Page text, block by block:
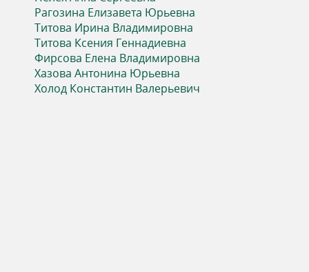
Рагозина Елизавета Юрьевна
Титова Ирина Владимировна
Титова Ксения Геннадиевна
Фирсова Елена Владимировна
Хазова Антонина Юрьевна
Холод Константин Валерьевич